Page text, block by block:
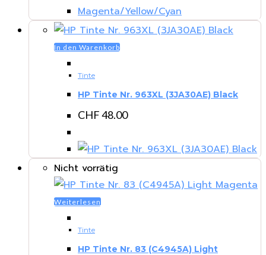
In den Warenkorb
Tinte
HP Tinte Nr. 963XL (3JA30AE) Black
CHF48.00
Nicht vorrätig
Weiterlesen
Tinte
HP Tinte Nr. 83 (C4945A) Light